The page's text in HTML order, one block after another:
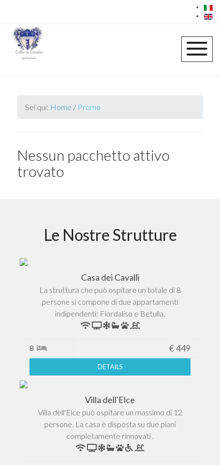
Sei qui: Home / Promo
Nessun pacchetto attivo
trovato
Le Nostre Strutture
Casa dei Cavalli
La struttura che può ospitare un totale di 8
persone si compone di due appartamenti
indipendenti: Fiordaliso e Betulla.
8 €449
DETAILS
Villa dell'Elce
Villa dell'Elce può ospitare un massimo di 12
persone. La casa è disposta su due piani
completamente rinnovati .